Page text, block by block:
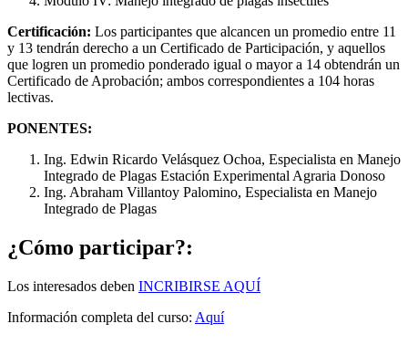
Certificación: Los participantes que alcancen un promedio entre 11
y 13 tendrán derecho a un Certificado de Participación, y aquellos
que logren un promedio ponderado igual o mayor a 14 obtendrán un
Certificado de Aprobación; ambos correspondientes a 104 horas
lectivas.
PONENTES:
Ing. Edwin Ricardo Velásquez Ochoa, Especialista en Manejo
Integrado de Plagas Estación Experimental Agraria Donoso
Ing. Abraham Villantoy Palomino, Especialista en Manejo
Integrado de Plagas
¿Cómo participar?:
Los interesados deben INCRIBIRSE AQUÍ
Información completa del curso: Aquí